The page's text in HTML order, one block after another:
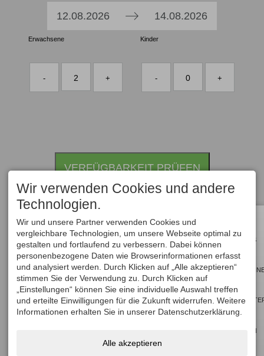
ALLE
HOTELS
BUCHEN
Press
down
and
select
a
date.
Press
the
question
mark
key
to
get
the
12.08.2026
Press
down
and
select
a
the
question
mark
key
to
get
the
shortcuts
14.08.2026
Erwachsene
- 2 +
Kinder
- 0 +
VERFÜGBARKEIT PRÜFEN
Wir verwenden Cookies und andere
Technologien.
Wir und unsere Partner verwenden Cookies und
vergleichbare Technologien, um unsere Webseite optimal zu
gestalten und fortlaufend zu verbessern. Dabei können
personenbezogene Daten wie Browserinformationen erfasst
und analysiert werden. Durch Klicken auf „Alle akzeptieren“
stimmen Sie der Verwendung zu. Durch Klicken auf
„Einstellungen“ können Sie eine individuelle Auswahl treffen
und erteilte Einwilligungen für die Zukunft widerrufen. Weitere
Informationen erhalten Sie in unserer Datenschutzerklärung.
Alle akzeptieren